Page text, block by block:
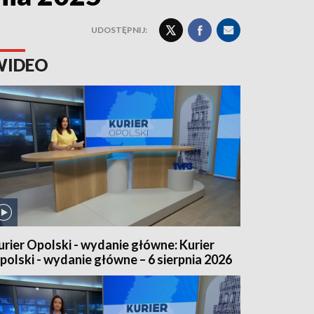
UDOSTĘPNIJ:
Opolski - wydanie główne: Kurier
- wydanie główne – 6 sierpnia 2026